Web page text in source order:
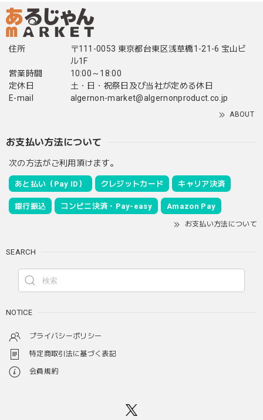
住所
〒111-0053 東京都台東区浅草橋1-21-6 宝山ビ
ル1F
営業時間
10:00～18:00
定休日
土・日・祝祭日及び当社が定める休日
E-mail
algernon-market@algernonproduct.co.jp
ABOUT
お支払い方法について
次の方法がご利用頂けます。
あと払い（Pay ID） クレジットカード キャリア決済
銀行振込 コンビニ決済・Pay-easy Amazon Pay
お支払い方法について
SEARCH
NOTICE
プライバシーポリシー
特定商取引法に基づく表記
会員規約